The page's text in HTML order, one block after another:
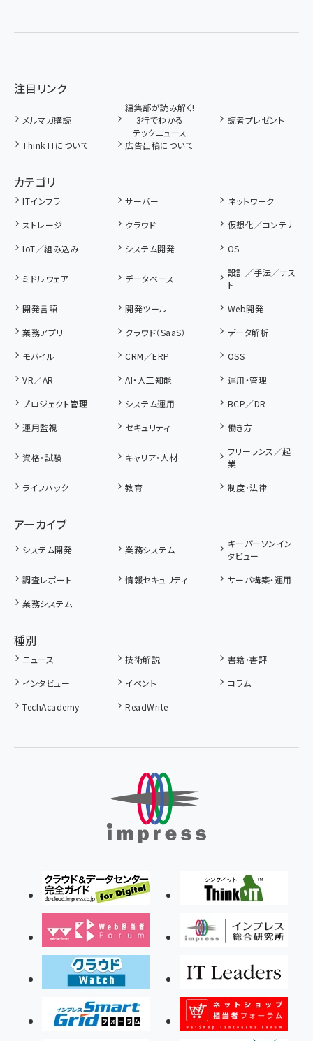
注目リンク
メルマガ購読
編集部が読み解く!
3行でわかる
テックニュース
読者プレゼント
Think ITについて 広告出稿について
カテゴリ
ITインフラ サーバー
ネットワーク
ストレージ
クラウド
仮想化／コンテナ
IoT／組み込み
システム開発 OS
ミドルウェア データベース
設計／手法／テス
ト
開発言語
開発ツール
Web開発
業務アプリ
クラウド（SaaS）
データ解析
モバイル
CRM／ERP
OSS
VR／AR
AI・人工知能
運用・管理
プロジェクト管理
システム運用
BCP／DR
運用監視
セキュリティ 働き方
資格・試験 キャリア・人材
フリーランス／起
業
ライフハック
教育 制度・法律
アーカイブ
システム開発 業務システム
キーパーソンイン
タビュー
調査レポート
情報セキュリティ
サーバ構築・運用
業務システム
種別
ニュース 技術解説
書籍・書評
インタビュー
イベント
コラム
TechAcademy
ReadWrite